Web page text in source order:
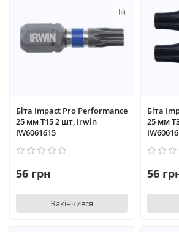
Біта Impact Pro Performance
25 мм T15 2 шт, Irwin
IW6061615
56 грн
Закінчився
Біта
25 мм
56